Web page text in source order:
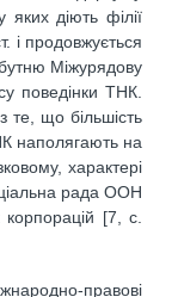
діють філії
і продовжується
Міжурядову
поведінки ТНК.
те, що більшість
наполягають на
характері
рада ООН
[7, с.
правові